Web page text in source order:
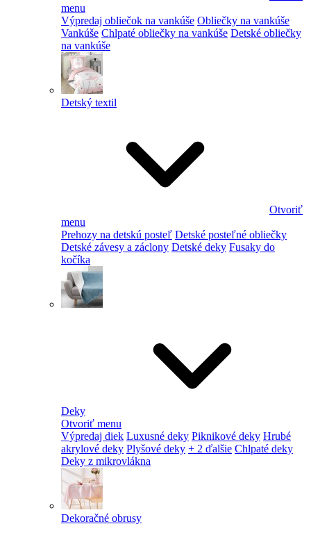
menu
Výpredaj obliečok na vankúše Obliečky na vankúše
Vankúše Chlpaté obliečky na vankúše Detské obliečky
na vankúše
Detský textil
Otvoriť
menu
Prehozy na detskú posteľ Detské posteľné obliečky
Detské závesy a záclony Detské deky Fusaky do
kočíka
Deky
Otvoriť menu
Výpredaj diek Luxusné deky Piknikové deky Hrubé
akrylové deky Plyšové deky + 2 ďalšie Chlpaté deky
Deky z mikrovlákna
Dekoračné obrusy